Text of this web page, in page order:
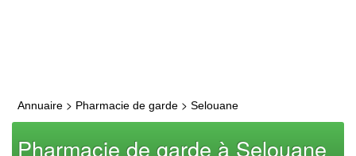
Annuaire > Pharmacie de garde > Selouane
Pharmacie de garde à Selouane